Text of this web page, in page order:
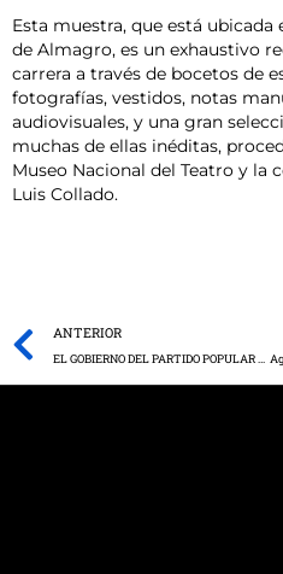
Esta muestra, que está ubicada
de Almagro, es un exhaustivo
carrera a través de bocetos de
fotografías, vestidos, notas
audiovisuales, y una gran
muchas de ellas inéditas,
Museo Nacional del Teatro y la
Luis Collado.
Prev
ANTERIOR